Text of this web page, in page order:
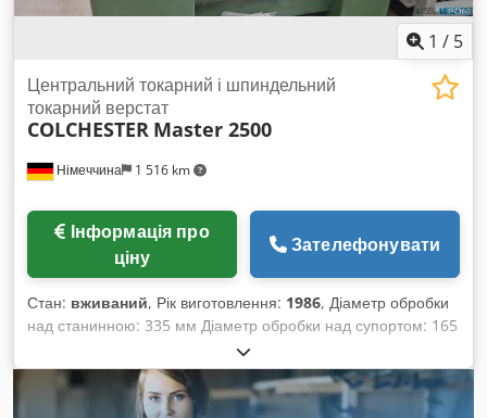
1 / 5
Німеччина 1 516 km
Центральний токарний і шпиндельний
токарний верстат
COLCHESTER Master 2500
ціну
Зателефонувати
Стан: вживаний, Рік виготовлення: 1986, Діаметр обробки
над станинною: 335 мм Діаметр обробки над супортом: 165
мм Довжина обробки: 635 мм Загальна потужність: 2,2 кВт
Цифровий індикатор: цифровий індикатор по 3 осях
Dcjdpfx Afsufud Rexok Отвір шпинделя: Ø 40 мм Діапазон